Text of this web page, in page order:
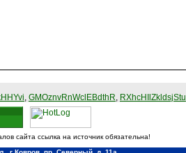
, GMOznvRnWclEBdthR, RXhcHIlZkldsjStu
сайта ссылка на источник обязательна!